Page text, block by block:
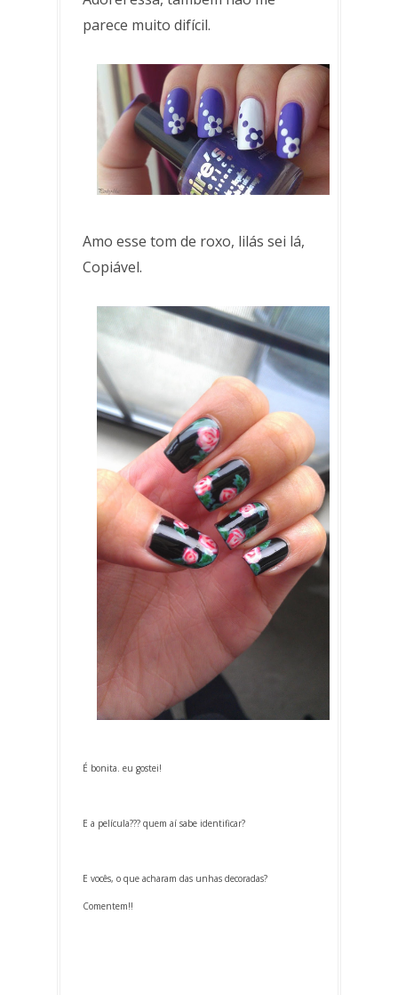
parece muito difícil.
Amo esse tom de roxo, lilás sei lá,
Copiável.
É bonita. eu gostei!
E a película??? quem aí sabe identificar?
E vocês, o que acharam das unhas decoradas?
Comentem!!